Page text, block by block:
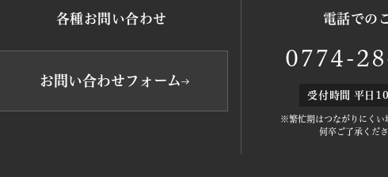
各種お問い合わせ
お問い合わせフォーム
電話での
0774-
受付時間 平日
※繁忙期はつながりにくい
何卒ご了承くださ